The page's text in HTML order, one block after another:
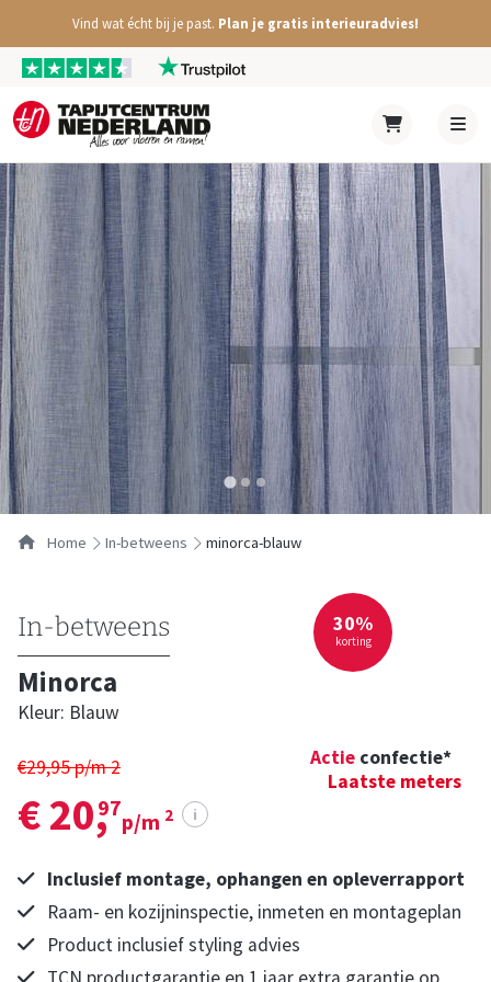
Vind wat écht bij je past. Plan je gratis interieuradvies!
Home in-betweens minorca-blauw
In-betweens
Minorca
Kleur: Blauw
€29,95 p/m2
€ 20,
97
p/m 2 i
Actie confectie*
Laatste meters
Inclusief montage, ophangen en opleverrapport
Raam- en kozijninspectie, inmeten en montageplan
Product inclusief styling advies
30%
korting